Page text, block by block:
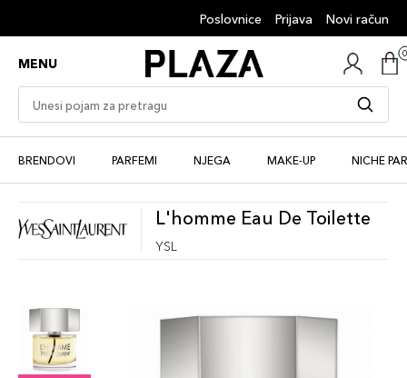
Poslovnice Prijava Novi račun
MENU
BRENDOVI PARFEMI NJEGA MAKE-UP NICHE
L'homme Eau De Toilette
YSL